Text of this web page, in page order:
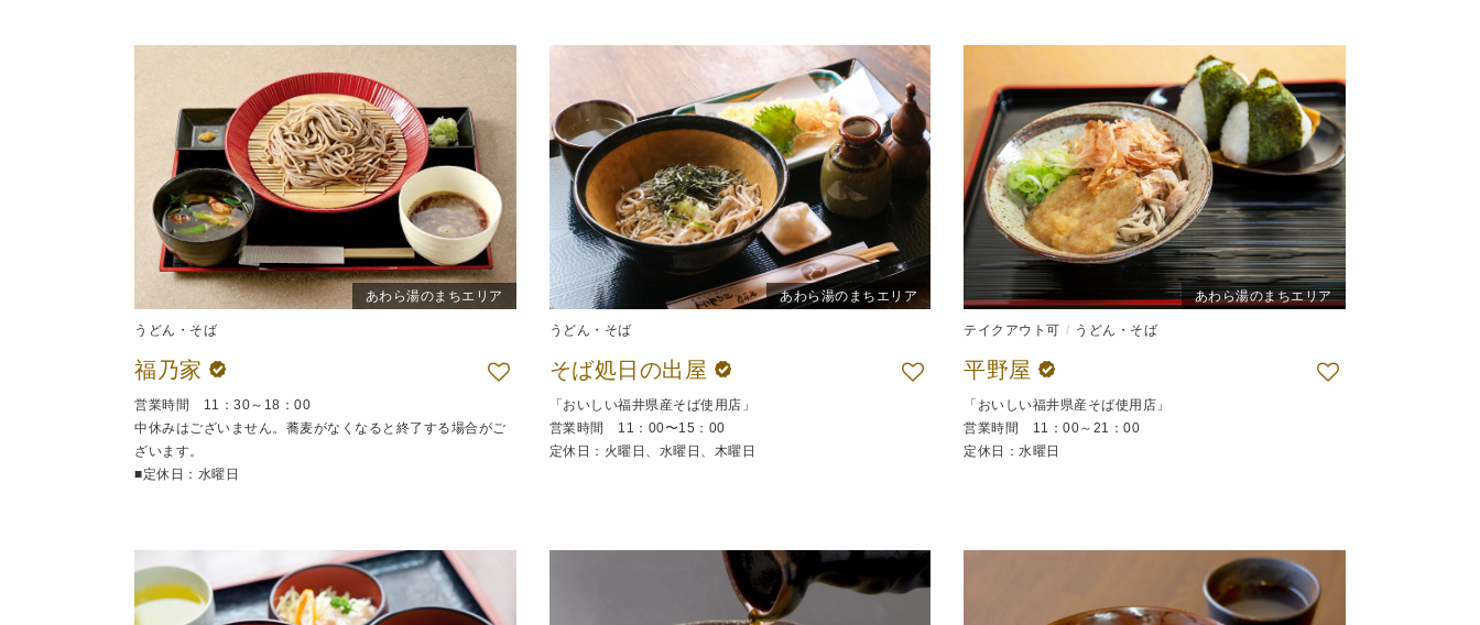
あわら湯のまちエリア
うどん・そば
福乃家
営業時間 11：30～18：00
中休みはございません。蕎麦がなくなると終了する場合がご
ざいます。
■定休日：水曜日
あわら湯のまちエリア
うどん・そば
そば処日の出屋
「おいしい福井県産そば使用店」
営業時間 11：00〜15：00
定休日：火曜日、水曜日、木曜日
あわら湯のまちエリア
テイクアウト可 うどん・そば
平野屋
「おいしい福井県産そば使用店」
営業時間 11：00～21：00
定休日：水曜日